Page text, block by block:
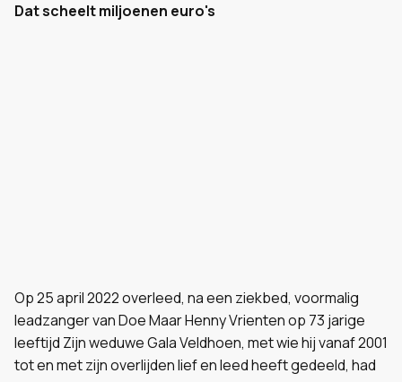
Dat scheelt miljoenen euro's
Op 25 april 2022 overleed, na een ziekbed, voormalig
leadzanger van Doe Maar Henny Vrienten op 73 jarige
leeftijd Zijn weduwe Gala Veldhoen, met wie hij vanaf 2001
tot en met zijn overlijden lief en leed heeft gedeeld, had